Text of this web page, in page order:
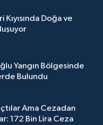
Doğa ve
Yangın Bölgesinde
Bulundu
Ama Cezadan
172 Bin Lira Ceza